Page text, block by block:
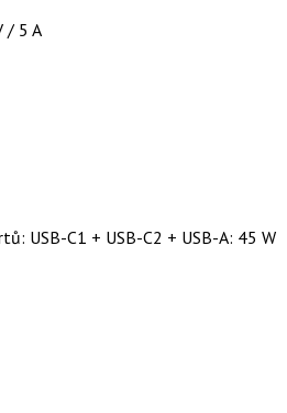
/ 5 A
USB-C1 + USB-C2 + USB-A: 45 W